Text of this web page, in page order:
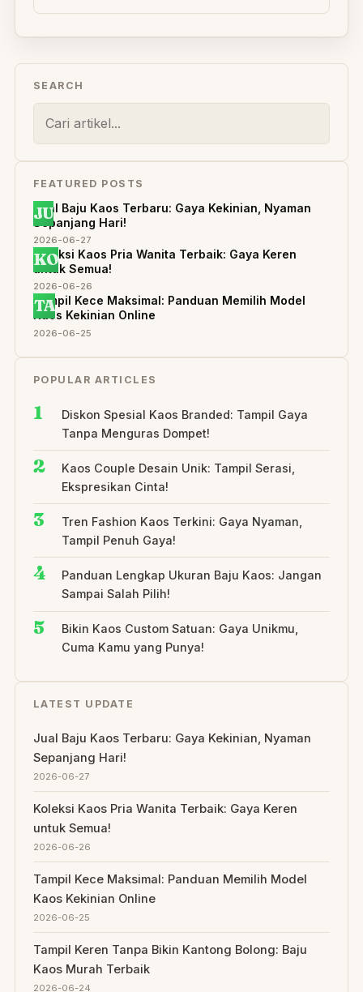
SEARCH
FEATURED POSTS
JU
Jual Baju Kaos Terbaru: Gaya Kekinian, Nyaman
Sepanjang Hari!
2026-06-27
KO
Koleksi Kaos Pria Wanita Terbaik: Gaya Keren
untuk Semua!
2026-06-26
TA
Tampil Kece Maksimal: Panduan Memilih Model
Kaos Kekinian Online
2026-06-25
POPULAR ARTICLES
Diskon Spesial Kaos Branded: Tampil Gaya
Tanpa Menguras Dompet!
Kaos Couple Desain Unik: Tampil Serasi,
Ekspresikan Cinta!
Tren Fashion Kaos Terkini: Gaya Nyaman,
Tampil Penuh Gaya!
Panduan Lengkap Ukuran Baju Kaos: Jangan
Sampai Salah Pilih!
Bikin Kaos Custom Satuan: Gaya Unikmu,
Cuma Kamu yang Punya!
LATEST UPDATE
Jual Baju Kaos Terbaru: Gaya Kekinian, Nyaman
Sepanjang Hari!
2026-06-27
Koleksi Kaos Pria Wanita Terbaik: Gaya Keren
untuk Semua!
2026-06-26
Tampil Kece Maksimal: Panduan Memilih Model
Kaos Kekinian Online
2026-06-25
Tampil Keren Tanpa Bikin Kantong Bolong: Baju
Kaos Murah Terbaik
2026-06-24